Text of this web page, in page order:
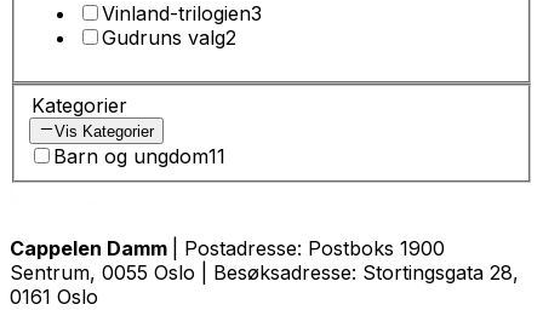
Vinland-trilogien3
Gudruns valg2
Kategorier
Vis Kategorier
Barn og ungdom11
Cappelen Damm
| Postadresse: Postboks 1900
Sentrum, 0055 Oslo | Besøksadresse: Stortingsgata 28,
0161 Oslo